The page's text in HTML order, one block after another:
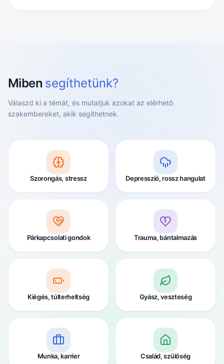
Miben segíthetünk?
Válaszd ki a témát, és mutatjuk azokat az elérhető
szakembereket, akik segíthetnek.
Szorongás, stressz Depresszió, rossz hangulat
Párkapcsolati gondok Trauma, bántalmazás
Kiégés, túlterheltség Gyász, veszteség
Munka, karrier Család, szülőség